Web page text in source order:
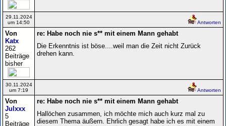
29.11.2024
um 14:50
Antworten
Von
Katx
262
Beiträge
bisher
re: Habe noch nie s** mit einem Mann gehabt
Die Erkenntnis ist böse....weil man die Zeit nicht Zurück
drehen kann.
30.11.2024
um 7:19
Antworten
Von
Julxxx
5
Beiträge
re: Habe noch nie s** mit einem Mann gehabt
Hallöchen zusammen, ich möchte mich auch kurz mal zu
diesem Thema äußern. Ehrlich gesagt habe ich es mit einem